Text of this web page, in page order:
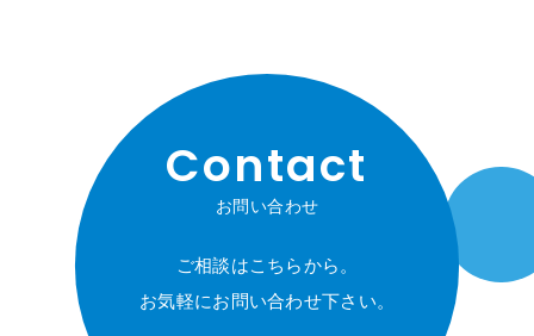
Contact
お問い合わせ
ご相談はこちらから。
お気軽にお問い合わせ下さい。